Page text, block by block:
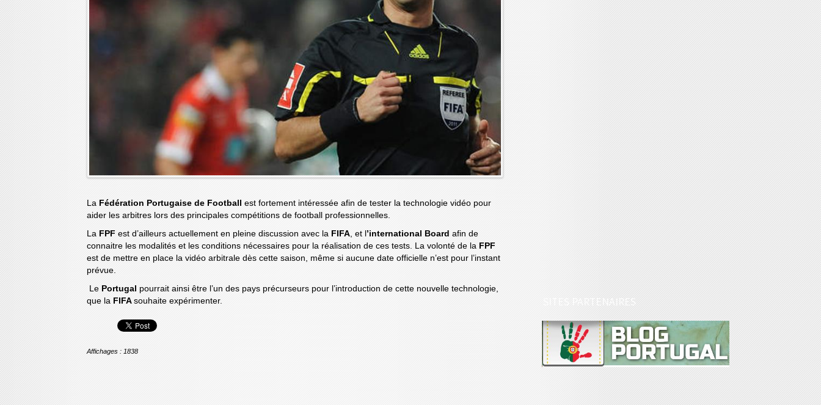
La Fédération Portugaise de Football est fortement intéressée afin de tester la technologie vidéo pour
aider les arbitres lors des principales compétitions de football professionnelles.
La FPF est d’ailleurs actuellement en pleine discussion avec la FIFA , et l’international Board afin de
connaitre les modalités et les conditions nécessaires pour la réalisation de ces tests. La volonté de la FPF
est de mettre en place la vidéo arbitrale dès cette saison, même si aucune date officielle n’est pour l’instant
prévue.
Le Portugal pourrait ainsi être l’un des pays précurseurs pour l’introduction de cette nouvelle technologie,
que la FIFA souhaite expérimenter.
Affichages : 1838
SITES PARTENAIRES